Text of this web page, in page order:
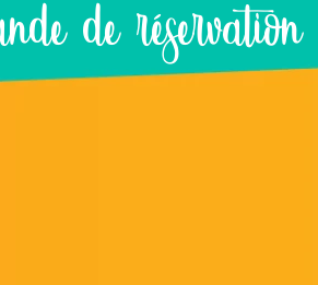
de réservation